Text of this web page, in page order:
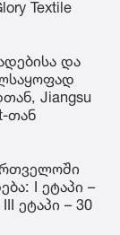
Textile
და
Jiangsu
თან
I ეტაპი –
ეტაპი – 30